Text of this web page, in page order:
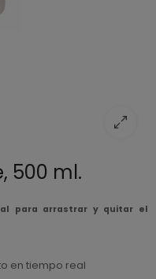
500 ml.
para arrastrar y quitar el
en tiempo real